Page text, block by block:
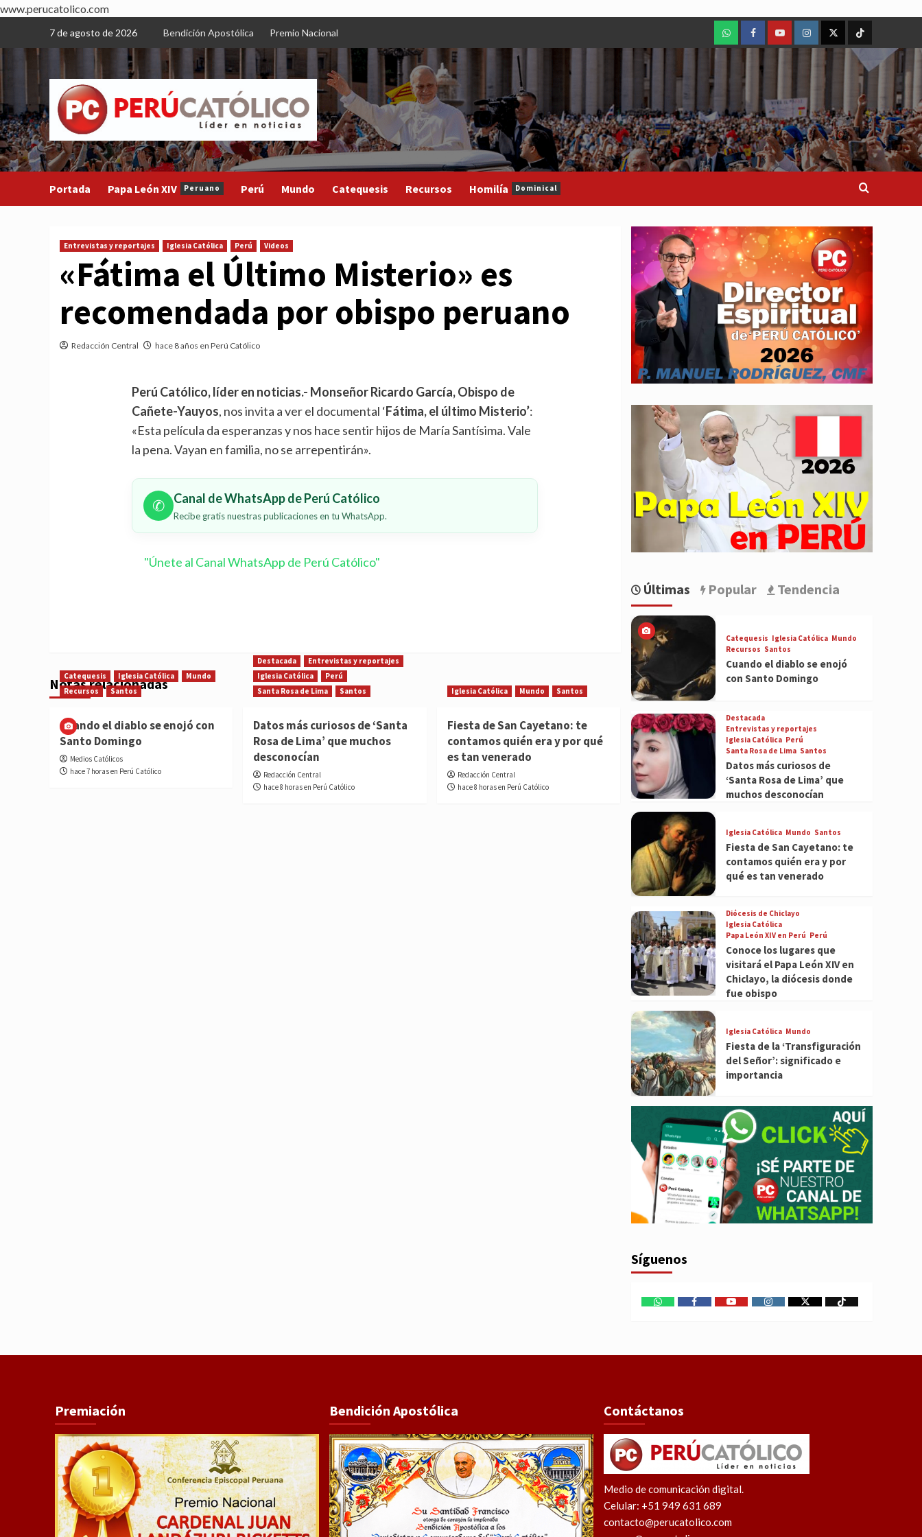
www.perucatolico.com
content
7 de agosto de 2026 Bendición Apostólica Premio Nacional
WhatsAppFacebookYoutubeInstagram
X TikTok
Portada Papa León XIV Peruano Perú Mundo Catequesis Recursos Homilía Dominical
Entrevistas y reportajes Iglesia Católica Perú Videos
«Fátima el Último Misterio» es
recomendada por obispo peruano
Redacción Central hace 8 años en Perú Católico
Perú Católico, líder en noticias.- Monseñor Ricardo García, Obispo de
Cañete-Yauyos, nos invita a ver el documental ‘Fátima, el último Misterio’:
«Esta película da esperanzas y nos hace sentir hijos de María Santísima. Vale
la pena. Vayan en familia, no se arrepentirán».
✆ Canal de WhatsApp de Perú Católico
Recibe gratis nuestras publicaciones en tu WhatsApp.
"Únete al Canal WhatsApp de Perú Católico"
Notas relacionadas
Catequesis Iglesia Católica
Mundo
Recursos
Santos
Cuando el diablo se enojó con
Santo Domingo
Medios Católicos
hace 7 horas en Perú Católico
Destacada
Entrevistas y reportajes
Iglesia Católica
Perú
Santa Rosa de Lima
Santos
Datos más curiosos de ‘Santa
Rosa de Lima’ que muchos
desconocían
Redacción Central
hace 8 horas en Perú Católico
Iglesia Católica Mundo Santos
Fiesta de San Cayetano: te
contamos quién era y por qué
es tan venerado
Redacción Central
hace 8 horas en Perú Católico
Últimas Popular Tendencia
Catequesis Iglesia Católica Mundo
Recursos Santos
Cuando el diablo se enojó
con Santo Domingo
Destacada
Entrevistas y reportajes
Iglesia Católica Perú
Santa Rosa de Lima Santos
Datos más curiosos de
‘Santa Rosa de Lima’ que
muchos desconocían
Iglesia Católica Mundo Santos
Fiesta de San Cayetano: te
contamos quién era y por
qué es tan venerado
Diócesis de Chiclayo
Iglesia Católica
Papa León XIV en Perú Perú
Conoce los lugares que
visitará el Papa León XIV en
Chiclayo, la diócesis donde
fue obispo
Iglesia Católica Mundo
Fiesta de la ‘Transfiguración
del Señor’: significado e
importancia
Síguenos
WhatsAppFacebookYoutubeInstagram
X TikTok
Premiación Bendición Apostólica Contáctanos
Medio de comunicación digital.
Celular: +51 949 631 689
contacto@perucatolico.com